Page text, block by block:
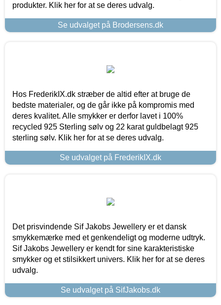
produkter. Klik her for at se deres udvalg.
Se udvalget på Brodersens.dk
Hos FrederikIX.dk stræber de altid efter at bruge de
bedste materialer, og de går ikke på kompromis med
deres kvalitet. Alle smykker er derfor lavet i 100%
recycled 925 Sterling sølv og 22 karat guldbelagt 925
sterling sølv. Klik her for at se deres udvalg.
Se udvalget på FrederikIX.dk
Det prisvindende Sif Jakobs Jewellery er et dansk
smykkemærke med et genkendeligt og moderne udtryk.
Sif Jakobs Jewellery er kendt for sine karakteristiske
smykker og et stilsikkert univers. Klik her for at se deres
udvalg.
Se udvalget på SifJakobs.dk